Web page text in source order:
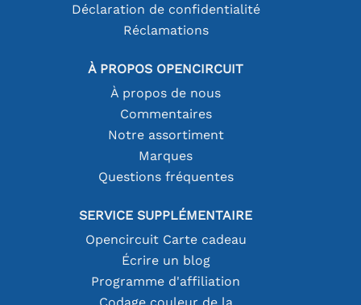
Déclaration de confidentialité
Réclamations
À PROPOS OPENCIRCUIT
À propos de nous
Commentaires
Notre assortiment
Marques
Questions fréquentes
SERVICE SUPPLÉMENTAIRE
Opencircuit Carte cadeau
Écrire un blog
Programme d'affiliation
Codage couleur de la